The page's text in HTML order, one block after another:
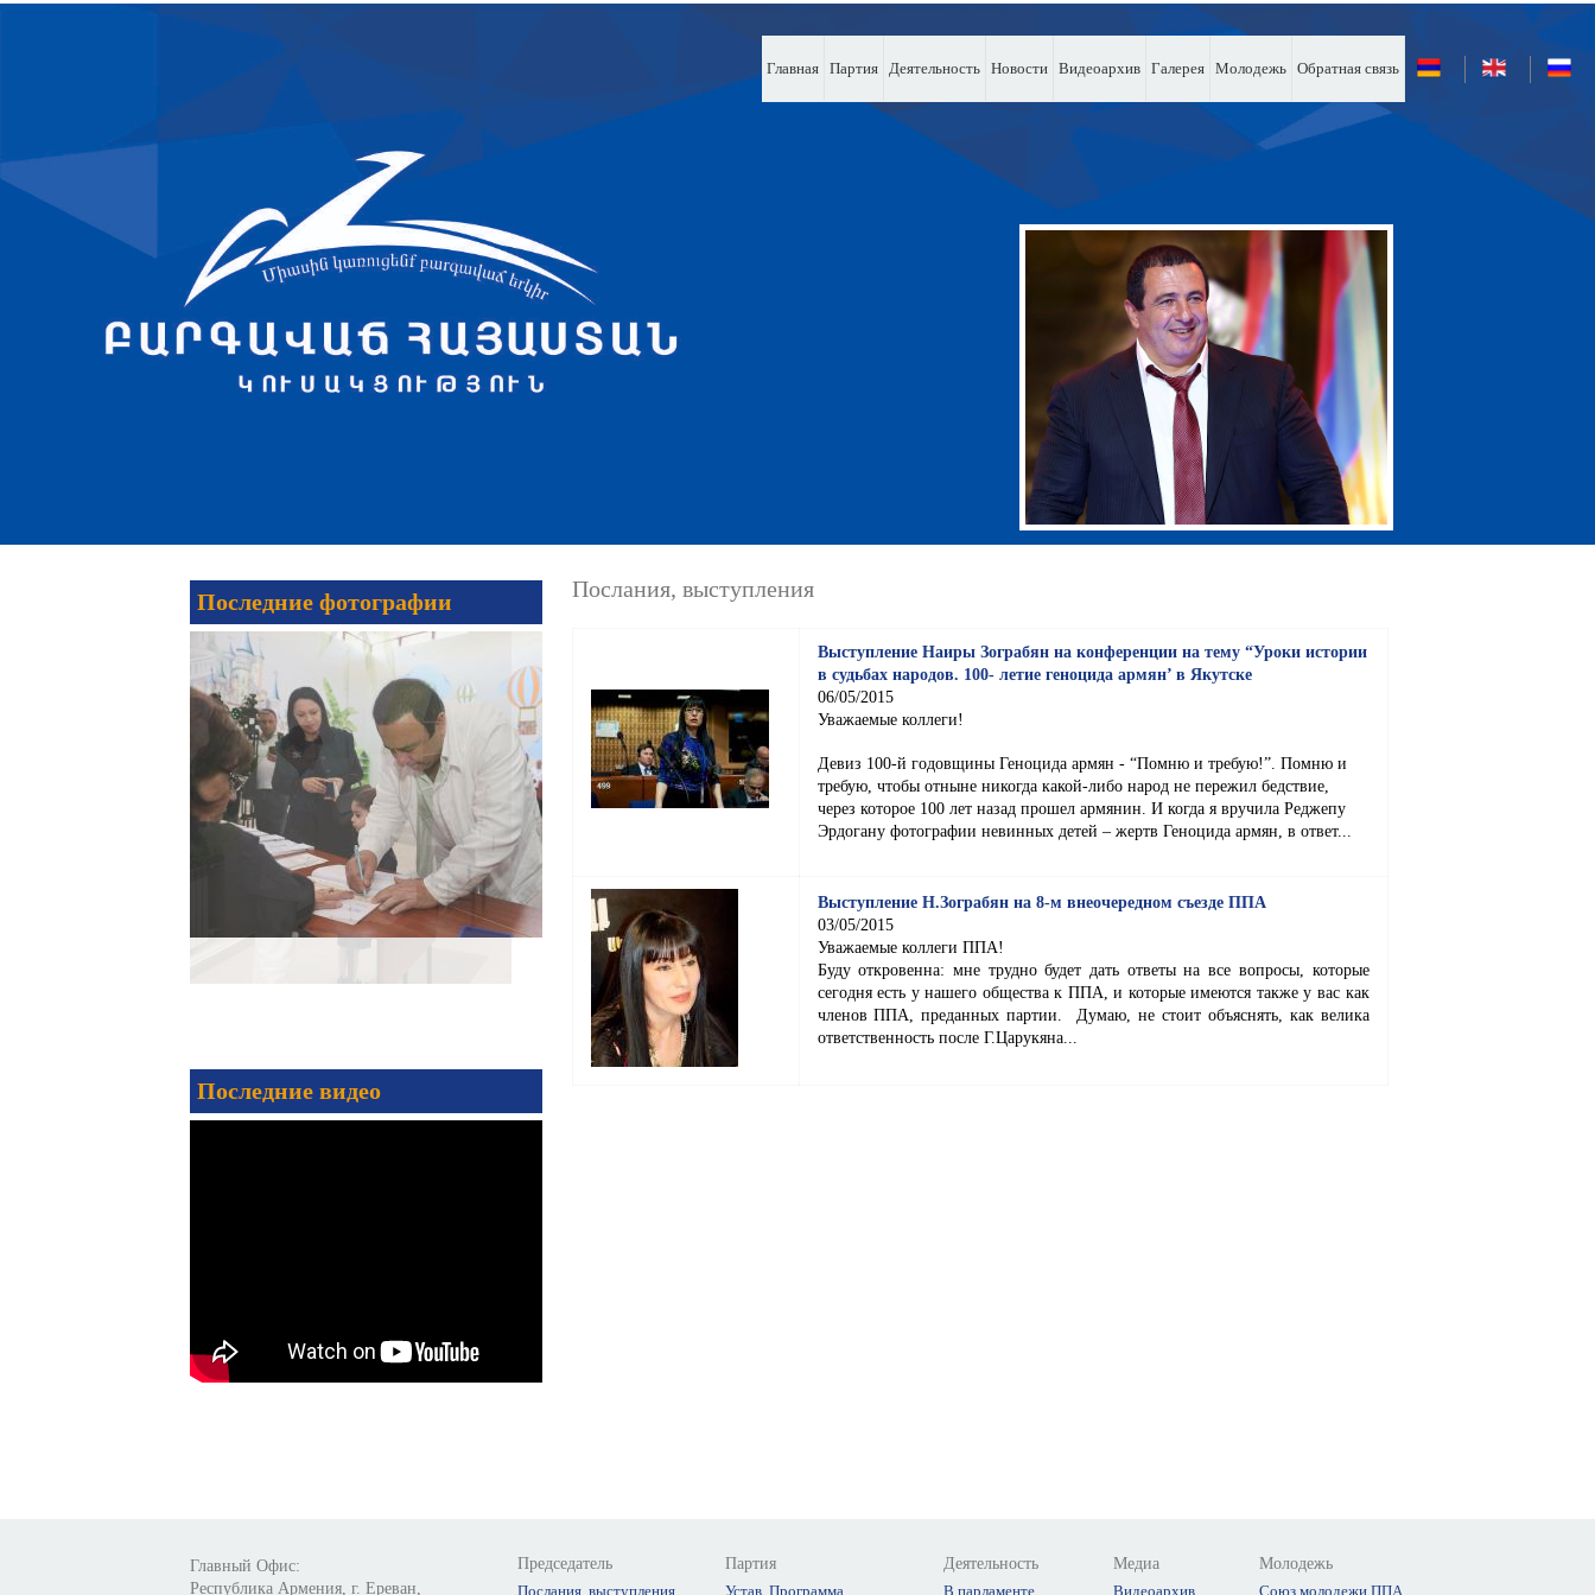
Главная Партия Деятельность Новости Видеоархив Галерея Молодежь Обратная связь
Послания, выступления
Выступление Наиры Зограбян на конференции на тему “Уроки истории
в судьбах народов. 100- летие геноцида армян’ в Якутске
06/05/2015
Уважаемые коллеги!
Девиз 100-й годовщины Геноцида армян - “Помню и требую!”. Помню и
требую, чтобы отныне никогда какой-либо народ не пережил бедствие,
через которое 100 лет назад прошел армянин. И когда я вручила Реджепу
Эрдогану фотографии невинных детей – жертв Геноцида армян, в ответ...
Выступление Н.Зограбян на 8-м внеочередном съезде ППА
03/05/2015
Уважаемые коллеги ППА!
Буду откровенна: мне трудно будет дать ответы на все вопросы, которые
сегодня есть у нашего общества к ППА, и которые имеются также у вас как
членов ППА, преданных партии. Думаю, не стоит объяснять, как велика
ответственность после Г.Царукяна...
Последние фотографии
Последние видео
Главный Офис:
Республика Армения, г. Ереван,
Председатель
Послания, выступления
Партия
Устав, Программа
Деятельность
В парламенте
Медиа
Видеоархив
Молодежь
Союз молодежи ППА